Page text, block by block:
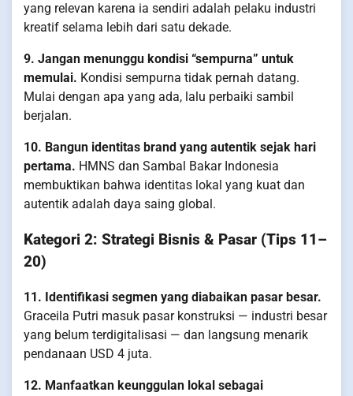
yang relevan karena ia sendiri adalah pelaku industri
kreatif selama lebih dari satu dekade.
9. Jangan menunggu kondisi “sempurna” untuk
memulai. Kondisi sempurna tidak pernah datang.
Mulai dengan apa yang ada, lalu perbaiki sambil
berjalan.
10. Bangun identitas brand yang autentik sejak hari
pertama. HMNS dan Sambal Bakar Indonesia
membuktikan bahwa identitas lokal yang kuat dan
autentik adalah daya saing global.
Kategori 2: Strategi Bisnis & Pasar (Tips 11–
20)
11. Identifikasi segmen yang diabaikan pasar besar.
Graceila Putri masuk pasar konstruksi — industri besar
yang belum terdigitalisasi — dan langsung menarik
pendanaan USD 4 juta.
12. Manfaatkan keunggulan lokal sebagai